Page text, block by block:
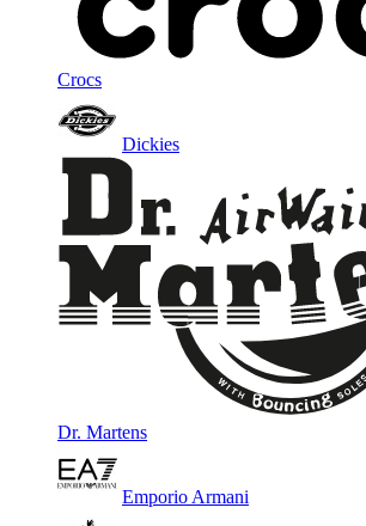
Crocs
Dickies
Dr. Martens
Emporio Armani